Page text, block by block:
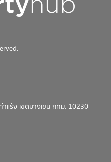
แร้ง เขตบางเขน กทม. 10230